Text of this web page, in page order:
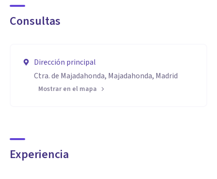
Consultas
Dirección principal
Ctra. de Majadahonda, Majadahonda, Madrid
Mostrar en el mapa
Experiencia